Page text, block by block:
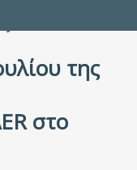
της
στο